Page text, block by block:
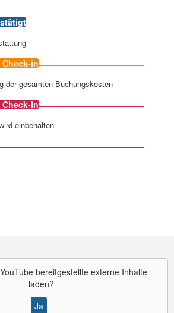
Check-in
der gesamten Buchungskosten
Check-in
einbehalten
YouTube bereitgestellte externe Inhalte
laden?
Ja